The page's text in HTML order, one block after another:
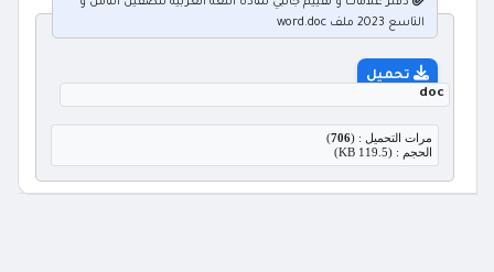
التاسع 2023 ملف word.doc
تحميل
doc
مرات التحميل : (706
)
الحجم : (119.5 KB)